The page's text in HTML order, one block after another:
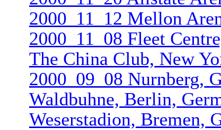
2000_11_12 Mellon
2000_11_08 Fleet
The China Club, New
2000_09_08 Nurnberg,
Waldbuhne, Berlin,
Weserstadio­n, Bremen,